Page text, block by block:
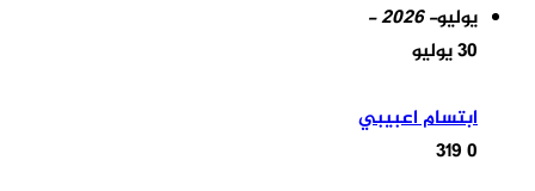
يوليو- 2026 -
30 يوليو
ابتسام اعبيبي
0